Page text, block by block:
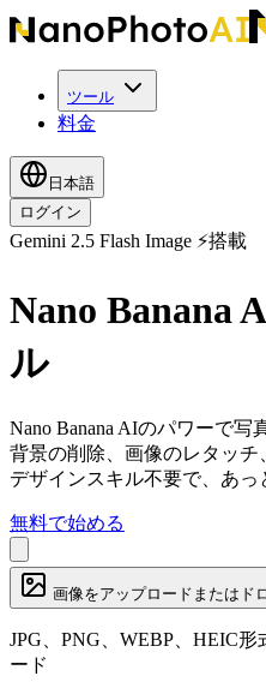
ツール
料金
日本語
ログイン
Gemini 2.5 Flash Image ⚡搭載
Nano Banana
ル
Nano Banana AIのパワーで写
背景の削除、画像のレタッ
デザインスキル不要で、あっ
無料で始める
画像をアップロードまたはド
JPG、PNG、WEBP、HEIC
ード